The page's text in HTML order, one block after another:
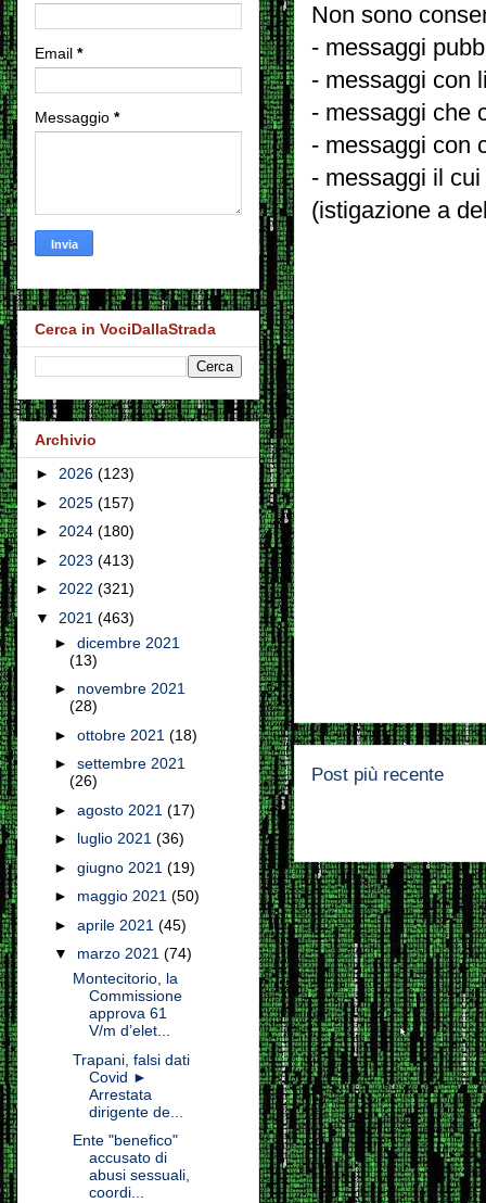
Non sono
- messaggi
- messaggi con
- messaggi che
- messaggi con
- messaggi il
(istigazione a
Post più recente
Email *
Messaggio *
Cerca in VociDallaStrada
Archivio
► 2026 (123)
► 2025 (157)
► 2024 (180)
► 2023 (413)
► 2022 (321)
▼ 2021 (463)
► dicembre 2021
(13)
► novembre 2021
(28)
► ottobre 2021 (18)
► settembre 2021
(26)
► agosto 2021 (17)
► luglio 2021 (36)
► giugno 2021 (19)
► maggio 2021 (50)
► aprile 2021 (45)
▼ marzo 2021 (74)
Montecitorio, la
Commissione
approva 61
V/m d’elet...
Trapani, falsi dati
Covid ►
Arrestata
dirigente de...
Ente "benefico"
accusato di
abusi sessuali,
coordi...